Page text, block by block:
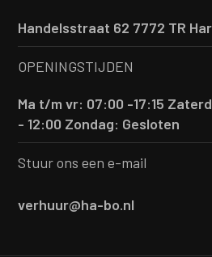
Handelsstraat 62 7772 TR
OPENINGSTIJDEN
Ma t/m vr: 07:00 -17:15
- 12:00 Zondag: Gesloten
Stuur ons een e-mail
verhuur@ha-bo.nl